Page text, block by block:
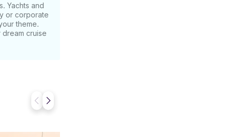
Yachts and
or corporate
theme.
cruise